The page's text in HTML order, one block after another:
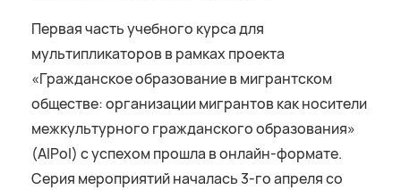
Первая часть учебного курса для
мультипликаторов в рамках проекта
«Гражданское образование в мигрантском
обществе: организации мигрантов как носители
межкультурного гражданского образования»
(AIPol) с успехом прошла в онлайн-формате.
Серия мероприятий началась 3-го апреля со